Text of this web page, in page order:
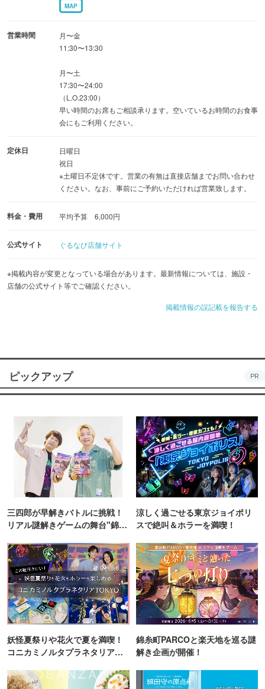
◆地酒や厳選焼酎も多数◆
黒龍、磯自慢、飛露喜、十四代などの限定の地酒やレア物
◆寛ぎの宴会お座敷貸切◆
【2F】2階は個室としてご利用可能！お座敷貸切で最大25
【1F】調理が見えるカウンター席やテーブル席
MAP
営業時間
月〜金
11:30〜13:30
月〜土
17:30〜24:00
（L.O.23:00）
早い時間のお席もご相談承ります。空いているお時間のお食事
会にもご利用ください。
定休日
日曜日
祝日
※土曜日不定休です。営業の有無は直接店舗までお問い合わせ
ください。なお、事前にご予約いただければ営業致します。
料金・費用 平均予算 6,000円
公式サイト ぐるなび店舗サイト
※掲載内容が変更となっている場合があります。最新情報については、施設・
店舗の公式サイト等でご確認ください。
掲載情報の誤記載を報告する
ピックアップ PR
三四郎が早解きバトルに挑戦！
リアル謎解きゲームの舞台"錦糸
涼しく過ごせる東京ジョイポリ
スで絶叫＆ホラーを満喫！
妖怪夏祭りや花火で夏を満喫！
コニカミノルタプラネタリア
錦糸町PARCOと楽天地を巡る謎
解き企画が開催！